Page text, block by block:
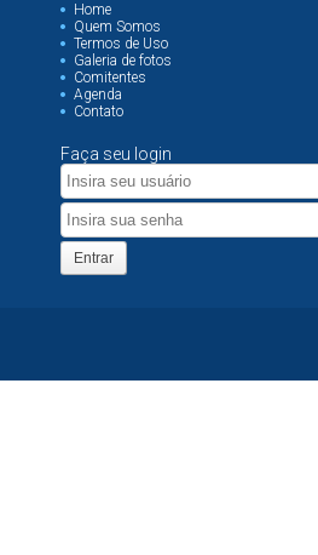
Home
Quem Somos
Termos de Uso
Galeria de fotos
Comitentes
Agenda
Contato
Faça seu login
Entrar